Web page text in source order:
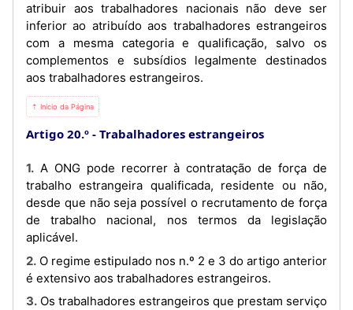
atribuir aos trabalhadores nacionais não deve ser
inferior ao atribuído aos trabalhadores estrangeiros
com a mesma categoria e qualificação, salvo os
complementos e subsídios legalmente destinados
aos trabalhadores estrangeiros.
⇡ Início da Página
Artigo 20.º Trabalhadores estrangeiros
1. A ONG pode recorrer à contratação de força de
trabalho estrangeira qualificada, residente ou não,
desde que não seja possível o recrutamento de força
de trabalho nacional, nos termos da legislação
aplicável.
2. O regime estipulado nos n.º 2 e 3 do artigo anterior
é extensivo aos trabalhadores estrangeiros.
3. Os trabalhadores estrangeiros que prestam serviço